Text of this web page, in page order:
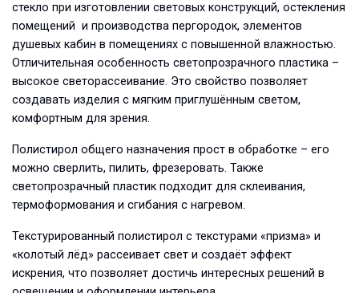
стекло при изготовлении световых конструкций, остекления
помещений и производства пергородок, элементов
душевых кабин в помещениях с повышенной влажностью.
Отличительная особенность светопрозрачного пластика –
высокое светорассеивание. Это свойство позволяет
создавать изделия с мягким приглушённым светом,
комфортным для зрения.
Полистирол общего назначения прост в обработке – его
можно сверлить, пилить, фрезеровать. Также
светопрозрачный пластик подходит для склеивания,
термоформования и сгибания с нагревом.
Текстурированный полистирол с текстурами «призма» и
«колотый лёд» рассеивает свет и создаёт эффект
искрения, что позволяет достичь интересных решений в